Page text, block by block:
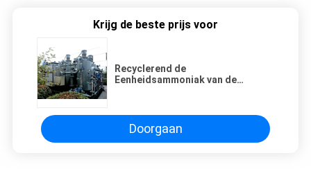
Krijg de beste prijs voor
Recyclerend de
Eenheidsammoniak van de
Doorgaan